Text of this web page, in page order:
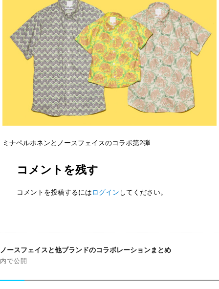
ミナペルホネンとノースフェイスのコラボ第2弾
コメントを残す
コメントを投稿するにはログイン してください。
稿
ナ
ゲ
ノースフェイスと他ブランドのコラボレーションまとめ
内で公開